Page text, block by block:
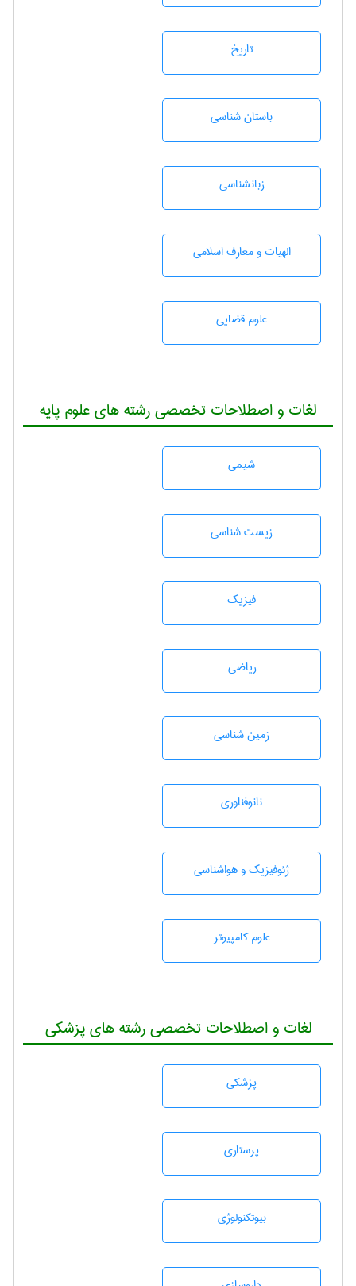
تاريخ
باستان شناسی
زبانشناسی
الهیات و معارف اسلامی
علوم قضایی
لغات و اصطلاحات تخصصی رشته های علوم پایه
شيمی
زيست شناسی
فیزیک
رياضی
زمين شناسی
نانوفناوری
ژئوفيزيك و هواشناسی
علوم کامپیوتر
لغات و اصطلاحات تخصصی رشته های پزشکی
پزشكی
پرستاری
بيوتكنولوژی